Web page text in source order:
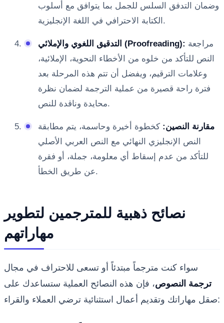
وضمان التدفق السلس للجمل بما يتوافق مع أسلوب
الكتابة الاحترافي في اللغة الإنجليزية.
التدقيق اللغوي والإملائي (Proofreading):
النص للتأكد من خلوه من الأخطاء النحوية، الإملائية،
وعلامات الترقيم، ويفضل أن تتم هذه المرحلة بعد
فترة راحة قصيرة من عملية الترجمة لضمان نظرة
محايدة وناقدة للنص.
مقارنة النصين: كخطوة أخيرة وحاسمة، يتم مطابقة
النص الإنجليزي النهائي مع النص العربي الأصلي
للتأكد من عدم إسقاط أي معلومة، جملة، أو فقرة
عن طريق الخطأ.
نصائح ذهبية للمترجمين لتطوير
مهاراتهم
سواء كنت مترجماً مبتدئاً أو تسعى للاحتراف في مجال
ترجمة النصوص، فإن هذه النصائح العملية ستساعدك على
صقل مهاراتك وتقديم أعمال استثنائية ترضي العملاء والقراء: